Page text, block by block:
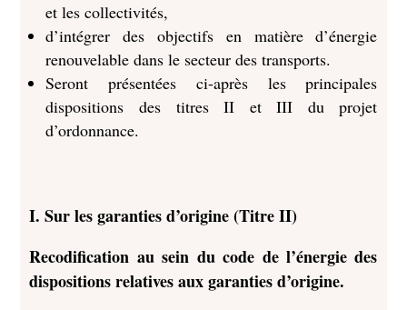
et les collectivités,
d’intégrer des objectifs en matière d’énergie
renouvelable dans le secteur des transports.
Seront présentées ci-après les principales
dispositions des titres II et III du projet
d’ordonnance.
I. Sur les garanties d’origine (Titre II)
Recodification au sein du code de l’énergie des
dispositions relatives aux garanties d’origine.